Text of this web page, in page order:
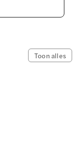
Toon alles